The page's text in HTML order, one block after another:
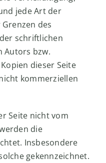
jede Art der
des
schriftlichen
Autors bzw.
dieser Seite
kommerziellen
Seite nicht vom
die
Insbesondere
gekennzeichnet.